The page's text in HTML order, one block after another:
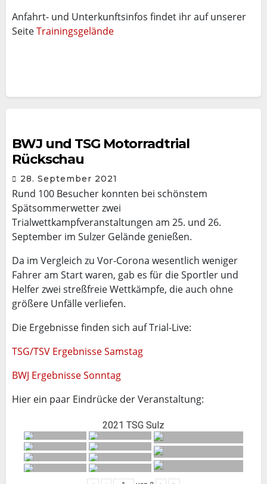
Anfahrt- und Unterkunftsinfos findet ihr auf unserer
SeiteTrainingsgelände
BWJ und TSG Motorradtrial
Rückschau
28. September 2021
Rund 100 Besucher konnten bei schönstem
Spätsommerwetter zwei
Trialwettkampfveranstaltungen am 25. und 26.
September im Sulzer Gelände genießen.
Da im Vergleich zu Vor-Corona wesentlich weniger
Fahrer am Start waren, gab es für die Sportler und
Helfer zwei streßfreie Wettkämpfe, die auch ohne
größere Unfälle verliefen.
Die Ergebnisse finden sich auf Trial-Live:
TSG/TSV Ergebnisse Samstag
BWJ Ergebnisse Sonntag
Hier ein paar Eindrücke der Veranstaltung:
2021 TSG Sulz